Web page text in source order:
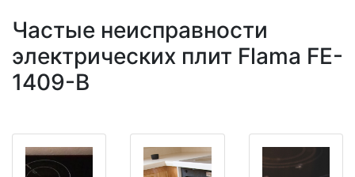
Частые неисправности
электрических плит Flama FE-
1409-B